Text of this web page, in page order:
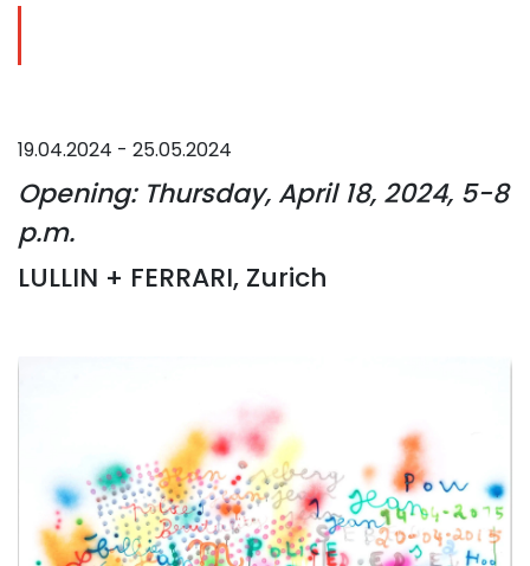
19.04.2024 - 25.05.2024
Opening: Thursday, April 18, 2024, 5-8
p.m.
LULLIN + FERRARI, Zurich